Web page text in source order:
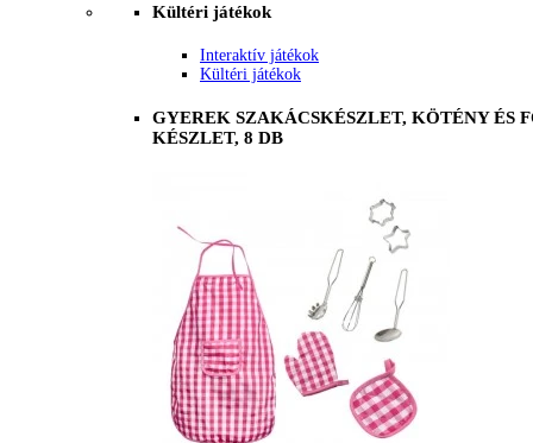
Kültéri játékok
Interaktív játékok
Kültéri játékok
GYEREK SZAKÁCSKÉSZLET, KÖTÉNY ÉS
KÉSZLET, 8 DB